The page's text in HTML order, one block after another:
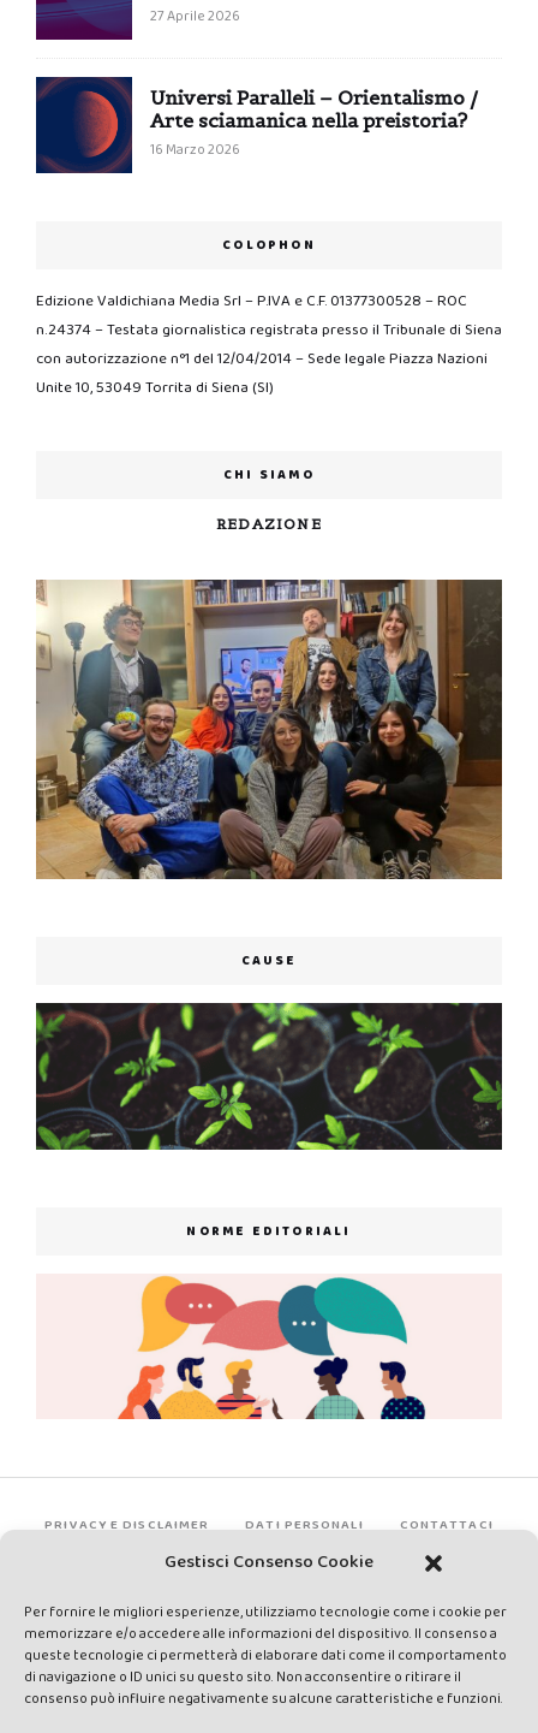
Gestisci Consenso Cookie
Per fornire le migliori esperienze, utilizziamo tecnologie come i cookie per
memorizzare e/o accedere alle informazioni del dispositivo. Il consenso a
queste tecnologie ci permetterà di elaborare dati come il comportamento
di navigazione o ID unici su questo sito. Non acconsentire o ritirare il
consenso può influire negativamente su alcune caratteristiche e funzioni.
27 Aprile 2026
Universi Paralleli – Orientalismo /
Arte sciamanica nella preistoria?
16 Marzo 2026
COLOPHON
Edizione Valdichiana Media Srl – P.IVA e C.F. 01377300528 – ROC
n.24374 – Testata giornalistica registrata presso il Tribunale di Siena
con autorizzazione n°1 del 12/04/2014 – Sede legale Piazza Nazioni
Unite 10, 53049 Torrita di Siena (SI)
CHI SIAMO
REDAZIONE
CAUSE
NORME EDITORIALI
PRIVACY E DISCLAIMER DATI PERSONALI CONTATTACI